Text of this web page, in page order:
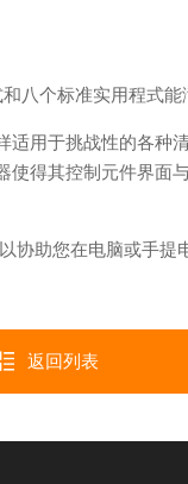
个标准实用程式
用于挑战性的各种
得其控制元件界
助您在电脑或手提
返回列表